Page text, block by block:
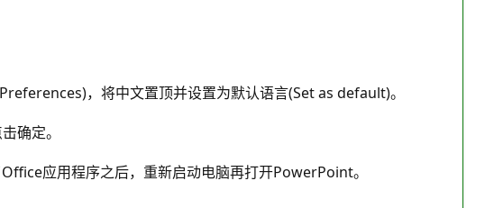
，将中文置顶并设置为默认语言(Set as default)。
确定。
应用程序之后，重新启动电脑再打开PowerPoint。